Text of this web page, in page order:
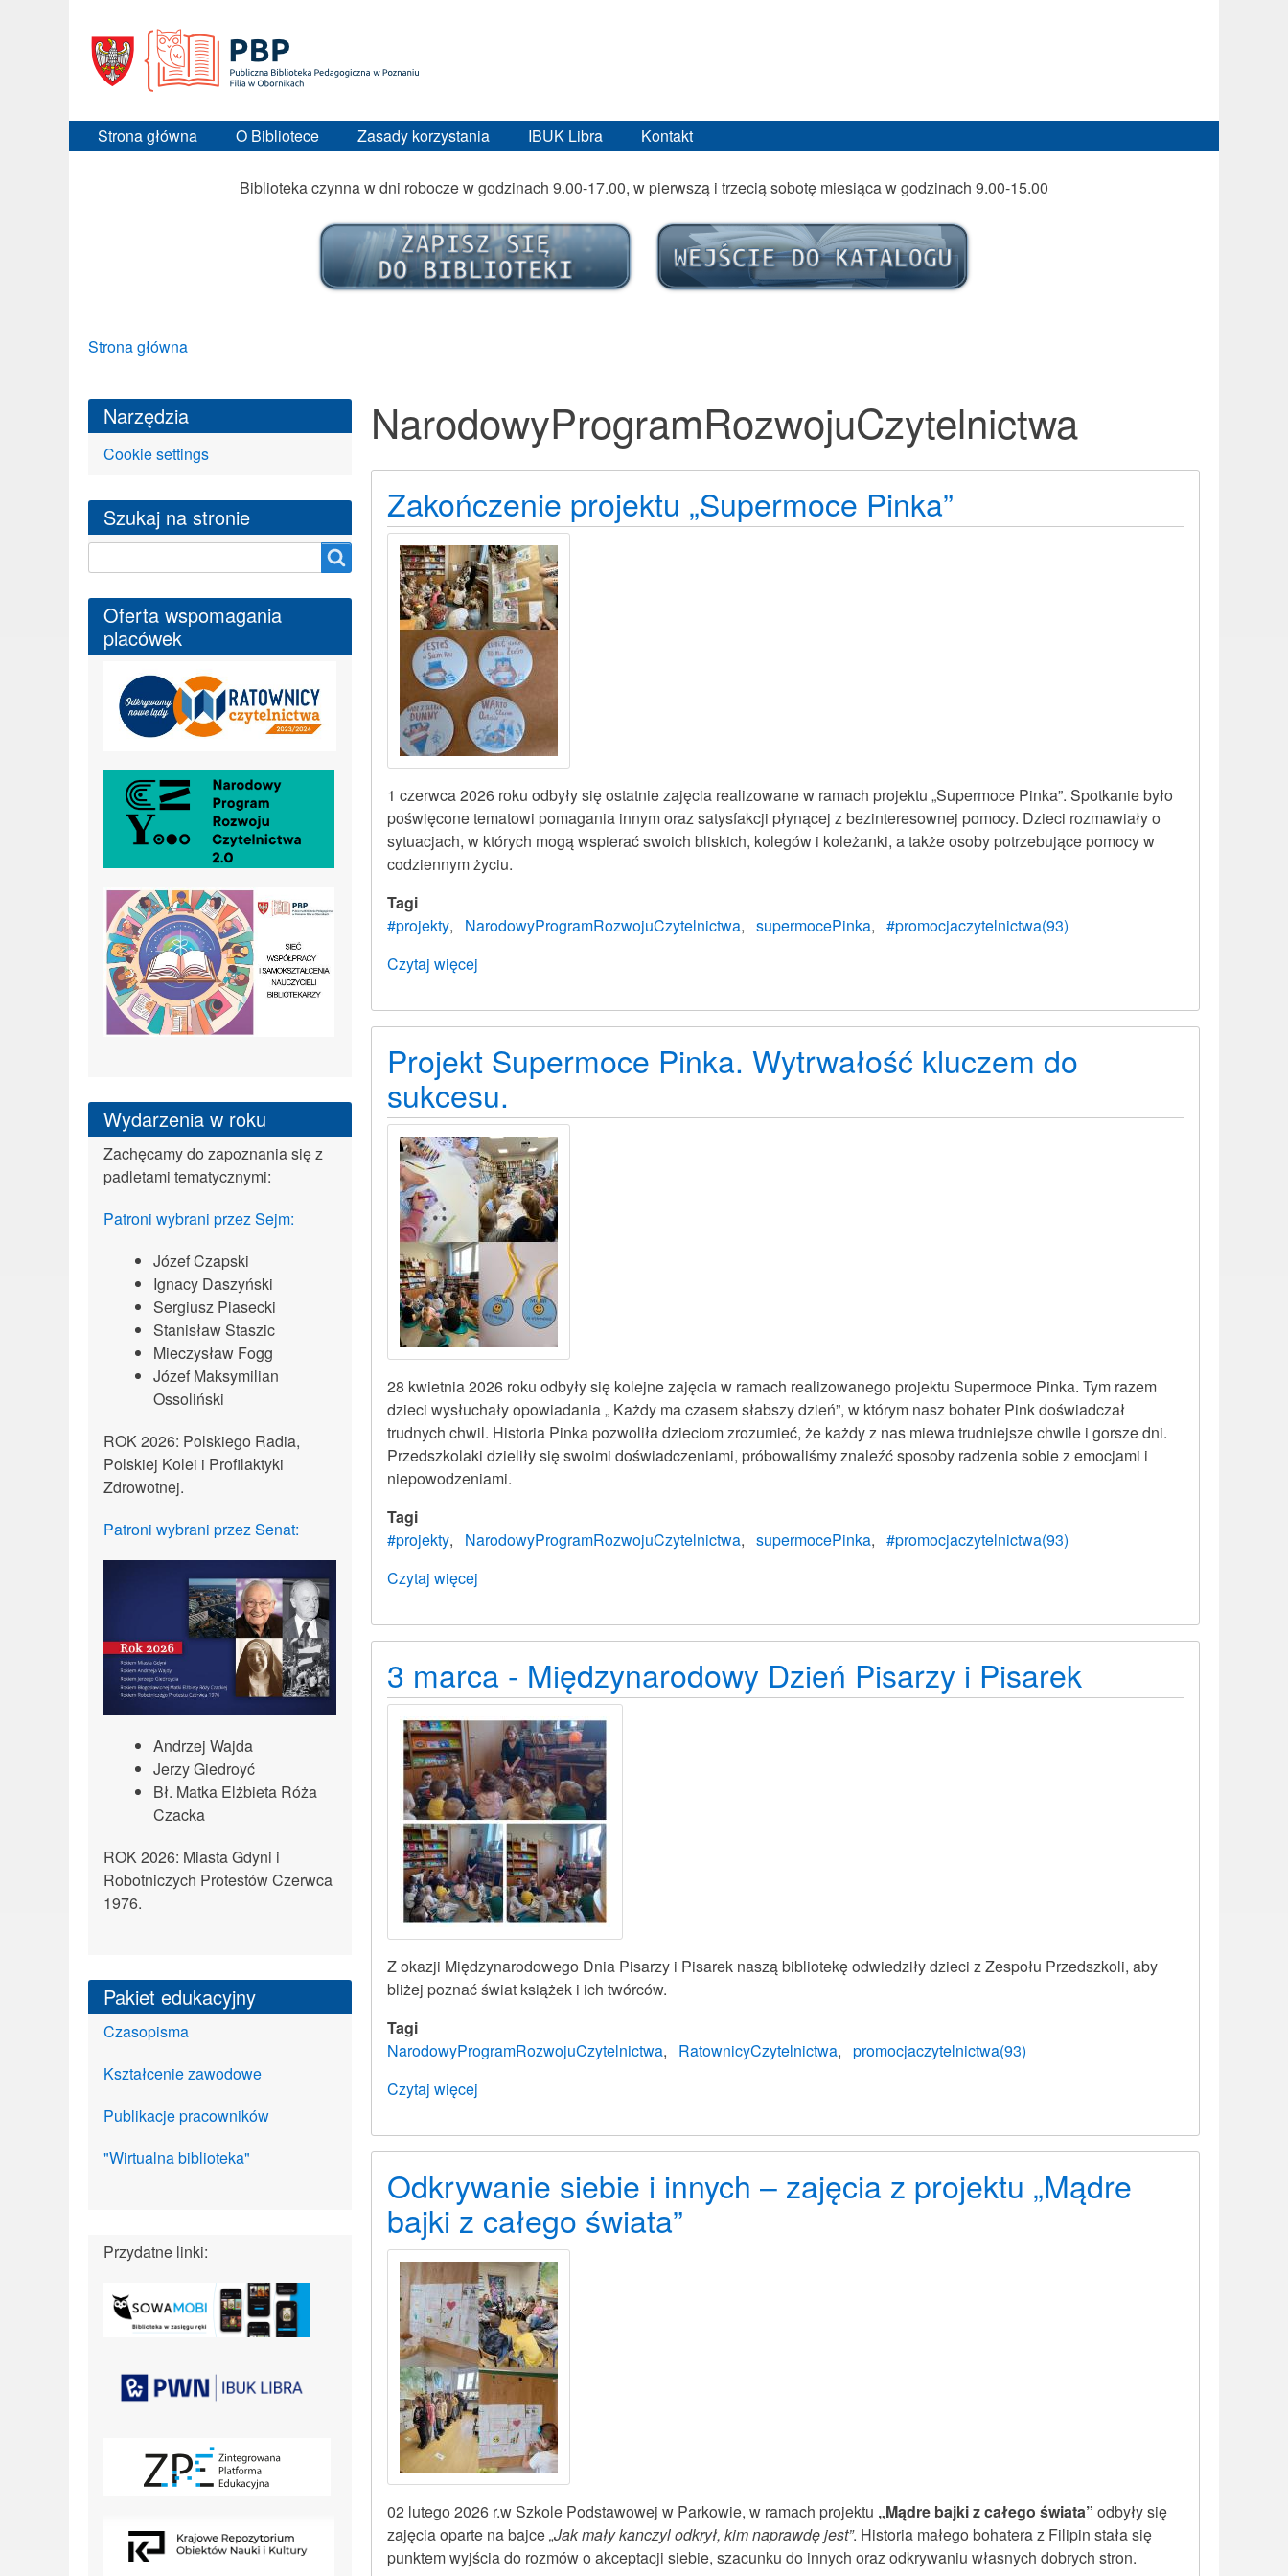
Strona główna O Bibliotece Zasady korzystania IBUK Libra Kontakt
Biblioteka czynna w dni robocze w godzinach 9.00-17.00, w pierwszą i trzecią sobotę miesiąca w godzinach 9.00-15.00
Breadcrumbs
You
Strona główna
NarodowyProgramRozwojuCzytelnictwa
Zakończenie projektu „Supermoce Pinka”
1 czerwca 2026 roku odbyły się ostatnie zajęcia realizowane w ramach projektu „Supermoce Pinka”. Spotkanie było
poświęcone tematowi pomagania innym oraz satysfakcji płynącej z bezinteresownej pomocy. Dzieci rozmawiały o
sytuacjach, w których mogą wspierać swoich bliskich, kolegów i koleżanki, a także osoby potrzebujące pomocy w
codziennym życiu.
Tagi
#projekty
NarodowyProgramRozwojuCzytelnictwa supermocePinka
#promocjaczytelnictwa(93)
Czytaj więcej
projektu
„Supermoce
Pinka”
Projekt Supermoce Pinka. Wytrwałość kluczem do
sukcesu.
28 kwietnia 2026 roku odbyły się kolejne zajęcia w ramach realizowanego projektu Supermoce Pinka. Tym razem
dzieci wysłuchały opowiadania „ Każdy ma czasem słabszy dzień”, w którym nasz bohater Pink doświadczał
trudnych chwil. Historia Pinka pozwoliła dzieciom zrozumieć, że każdy z nas miewa trudniejsze chwile i gorsze dni.
Przedszkolaki dzieliły się swoimi doświadczeniami, próbowaliśmy znaleźć sposoby radzenia sobie z emocjami i
niepowodzeniami.
Tagi
#projekty
NarodowyProgramRozwojuCzytelnictwa supermocePinka
#promocjaczytelnictwa(93)
Czytaj więcej
Supermoce
Pinka.
Wytrwałość
kluczem
do
sukcesu.
3 marca - Międzynarodowy Dzień Pisarzy i Pisarek
Z okazji Międzynarodowego Dnia Pisarzy i Pisarek naszą bibliotekę odwiedziły dzieci z Zespołu Przedszkoli, aby
bliżej poznać świat książek i ich twórców.
Tagi
NarodowyProgramRozwojuCzytelnictwa
RatownicyCzytelnictwa
promocjaczytelnictwa(93)
Czytaj więcej
marca
-
Międzynarodowy
Dzień
Pisarzy
i
Pisarek
Odkrywanie siebie i innych – zajęcia z projektu „Mądre
bajki z całego świata”
02 lutego 2026 r.w Szkole Podstawowej w Parkowie, w ramach projektu „Mądre bajki z całego świata” odbyły się
zajęcia oparte na bajce„Jak mały kanczyl odkrył, kim naprawdę jest”. Historia małego bohatera z Filipin stała się
punktem wyjścia do rozmów o akceptacji siebie, szacunku do innych oraz odkrywaniu własnych dobrych stron.
Narzędzia
Cookie settings
Szukaj na stronie
Oferta wspomagania
placówek
Wydarzenia w roku
Zachęcamy do zapoznania się z
padletami tematycznymi:
Patroni wybrani przez Sejm:
Józef Czapski
Ignacy Daszyński
Sergiusz Piasecki
Stanisław Staszic
Mieczysław Fogg
Józef Maksymilian
Ossoliński
ROK 2026: Polskiego Radia,
Polskiej Kolei i Profilaktyki
Zdrowotnej.
Patroni wybrani przez Senat:
Andrzej Wajda
Jerzy Giedroyć
Bł. Matka Elżbieta Róża
Czacka
ROK 2026: Miasta Gdyni i
Robotniczych Protestów Czerwca
1976.
Pakiet edukacyjny
Czasopisma
Kształcenie zawodowe
Publikacje pracowników
"Wirtualna biblioteka"
Przydatne linki: